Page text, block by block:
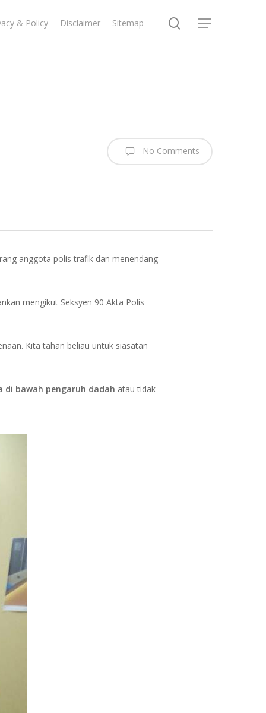
& Policy Disclaimer Sitemap search
Menu
No Comments
anggota polis trafik dan menendang
mengikut Seksyen 90 Akta Polis
Kita tahan beliau untuk siasatan
di bawah pengaruh dadah atau tidak